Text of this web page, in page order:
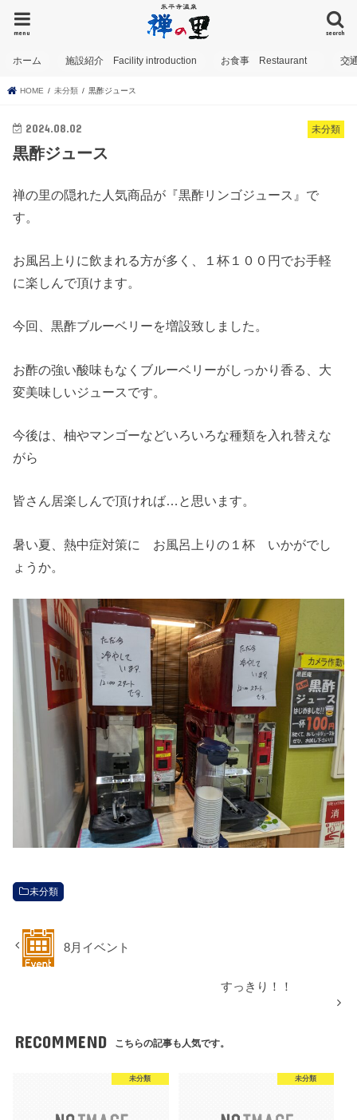
search
menu
ホーム 施設紹介 Facility introduction お食事 Restaurant 交
HOME 未分類 黒酢ジュース
未分類
2024.08.02
黒酢ジュース
禅の里の隠れた人気商品が『黒酢リンゴジュース』で
す。
お風呂上りに飲まれる方が多く、１杯１００円でお手軽
に楽しんで頂けます。
今回、黒酢ブルーベリーを増設致しました。
お酢の強い酸味もなくブルーベリーがしっかり香る、大
変美味しいジュースです。
今後は、柚やマンゴーなどいろいろな種類を入れ替えな
がら
皆さん居楽しんで頂ければ…と思います。
暑い夏、熱中症対策に お風呂上りの１杯 いかがでし
ょうか。
未分類
8月イベント
すっきり！！
RECOMMEND こちらの記事も人気です。
未分類 未分類